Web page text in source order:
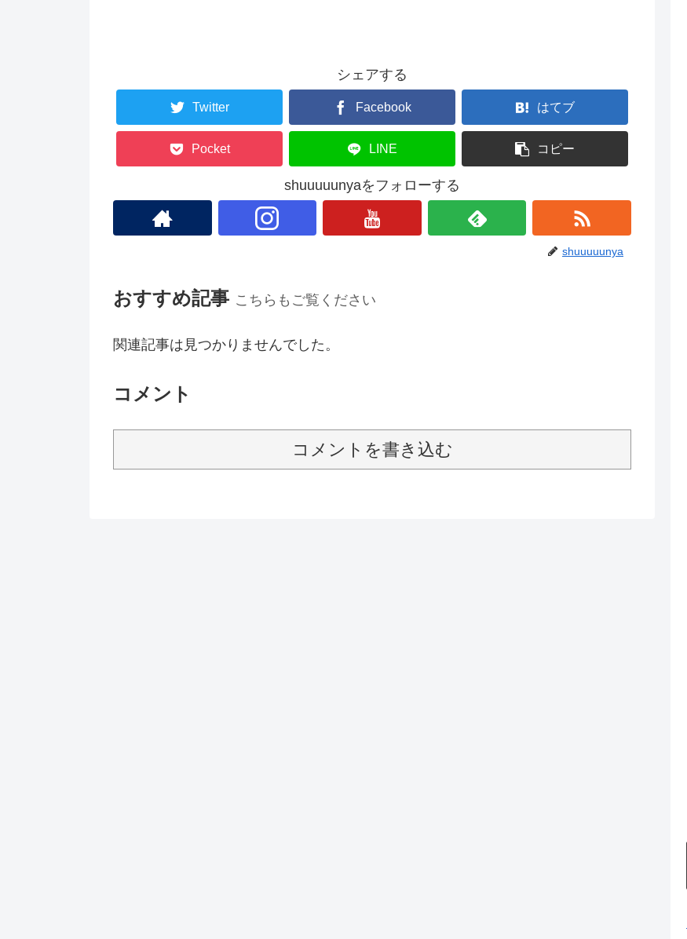
シェアする
Twitter Facebook はてブ
Pocket LINE コピー
shuuuuunyaをフォローする
shuuuuunya
おすすめ記事 こちらもご覧ください
関連記事は見つかりませんでした。
コメント
コメントを書き込む